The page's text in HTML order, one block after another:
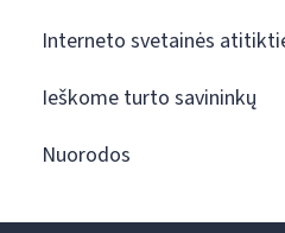
Interneto svetainės
Ieškome turto savininkų
Nuorodos